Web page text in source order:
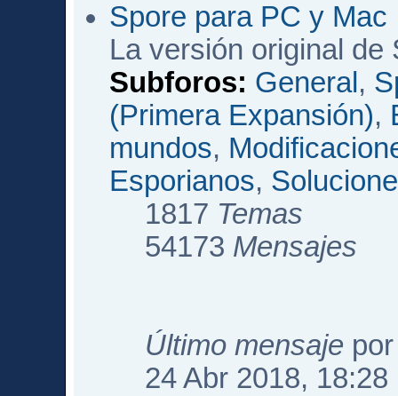
Spore para PC y Mac
La versión original de
Subforos: General ,
(Primera Expansión),
mundos,
Esporianos,
1817 Temas
54173 Mensajes
Último mensaje
24 Abr 2018, 18:28